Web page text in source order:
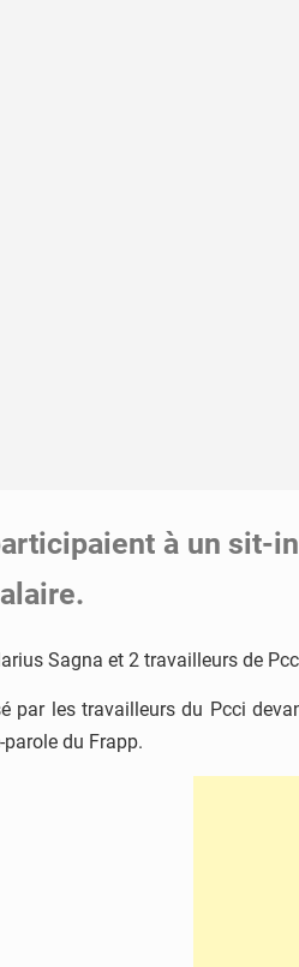
à un sit-
Sagna et 2 travailleurs de
par les travailleurs du Pcci
du Frapp.